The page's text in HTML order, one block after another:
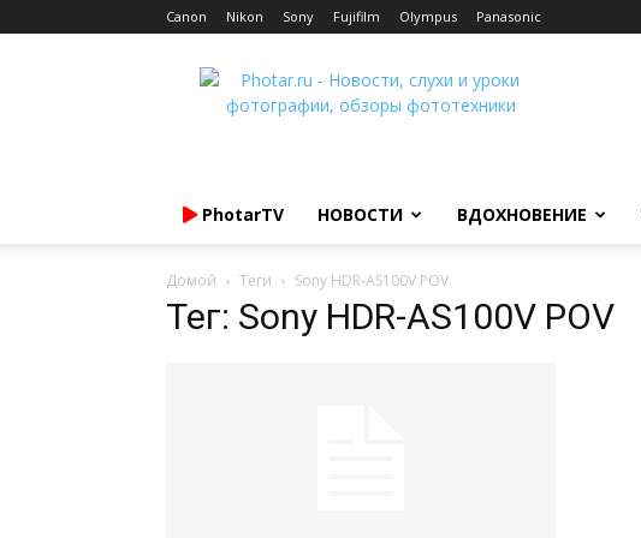
Canon Nikon Sony Fujifilm Olympus Panasonic
Photar.ru
PhotarTV НОВОСТИ ВДОХНОВЕНИЕ
Домой Теги Sony HDR-AS100V POV
Тег: Sony HDR-AS100V POV